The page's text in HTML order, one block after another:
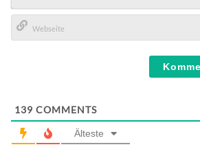
E-
Mail*
139 COMMENTS
Älteste